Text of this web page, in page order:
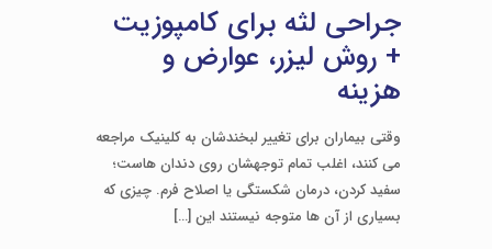
جراحی لثه برای کامپوزیت
+ روش لیزر، عوارض و
هزینه
وقتی بیماران برای تغییر لبخندشان به کلینیک مراجعه
می کنند، اغلب تمام توجهشان روی دندان هاست؛
سفید کردن، درمان شکستگی یا اصلاح فرم. چیزی که
بسیاری از آن ها متوجه نیستند این[…]